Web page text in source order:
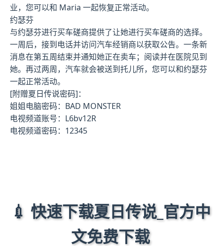
业，您可以和 Maria 一起恢复正常活动。
约瑟芬
与约瑟芬进行买车磋商提供了让她进行买车磋商的选择。
一周后，接到电话并访问汽车经销商以获取公告。一条新
消息在第五周结束并通知她正在卖车；阅读并在医院见到
她。再过两周，汽车就会被送到托儿所，您可以和约瑟芬
一起正常活动。
[附赠夏日传说密码]：
姐姐电脑密码：BAD MONSTER
电视频道账号：L6bv12R
电视频道密码：12345
💉 快速下载夏日传说_官方中
文免费下载